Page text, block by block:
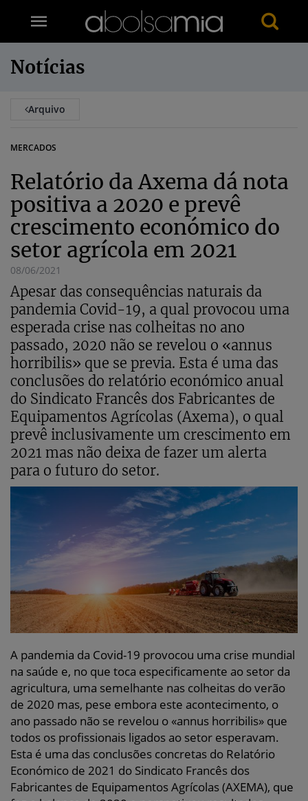
Notícias
Arquivo
MERCADOS
Relatório da Axema dá nota
positiva a 2020 e prevê
crescimento económico do
setor agrícola em 2021
08/06/2021
Apesar das consequências naturais da
pandemia Covid-19, a qual provocou uma
esperada crise nas colheitas no ano
passado, 2020 não se revelou o «annus
horribilis» que se previa. Esta é uma das
conclusões do relatório económico anual
do Sindicato Francês dos Fabricantes de
Equipamentos Agrícolas (Axema), o qual
prevê inclusivamente um crescimento em
2021 mas não deixa de fazer um alerta
para o futuro do setor.
A pandemia da Covid-19 provocou uma crise mundial
na saúde e, no que toca especificamente ao setor da
agricultura, uma semelhante nas colheitas do verão
de 2020 mas, pese embora este acontecimento, o
ano passado não se revelou o «annus horribilis» que
todos os profissionais ligados ao setor esperavam.
Esta é uma das conclusões concretas do Relatório
Económico de 2021 do Sindicato Francês dos
Fabricantes de Equipamentos Agrícolas (AXEMA), que